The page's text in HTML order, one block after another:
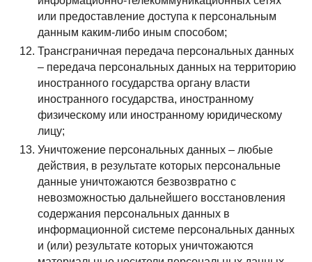
или предоставление доступа к персональным
данным каким-либо иным способом;
Трансграничная передача персональных данных
– передача персональных данных на территорию
иностранного государства органу власти
иностранного государства, иностранному
физическому или иностранному юридическому
лицу;
Уничтожение персональных данных – любые
действия, в результате которых персональные
данные уничтожаются безвозвратно с
невозможностью дальнейшего восстановления
содержания персональных данных в
информационной системе персональных данных
и (или) результате которых уничтожаются